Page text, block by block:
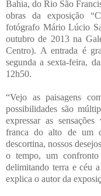
Bahia, do Rio São
obras da exposição
fotógrafo Mário Lúcio
outubro de 2013 na
Centro). A entrada é
segunda a sexta-feira,
12h50.
“Vejo as paisagens
possibilidades são
expressar as
franca do alto de um
descortina, nossos
o tempo, um
delimitando terra e céu
explica o autor da